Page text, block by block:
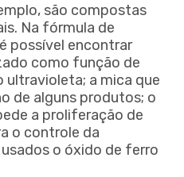
são compostas
Na fórmula de
possível encontrar
como função de
ultravioleta; a mica que
de alguns produtos; o
a proliferação de
o controle da
o óxido de ferro